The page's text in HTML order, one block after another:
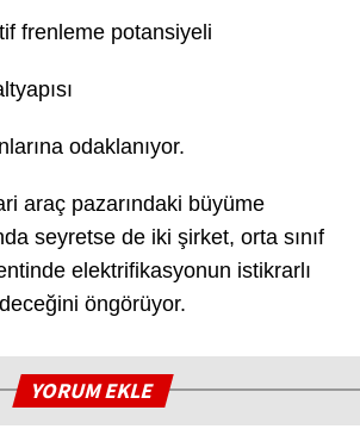
frenleme potansiyeli
odaklanıyor.
araç pazarındaki büyüme
seyretse de iki şirket, orta sınıf
elektrifikasyonun istikrarlı
öngörüyor.
YORUM EKLE